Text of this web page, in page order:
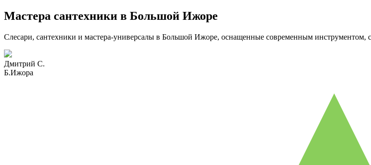
Мастера сантехники в Большой Ижоре
Слесари, сантехники и мастера-универсалы в Большой Ижоре, оснащенные современным инструментом,
Дмитрий С.
Б.Ижора